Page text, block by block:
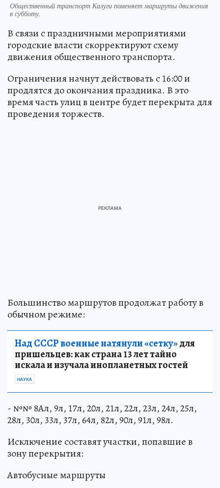
Общественный транспорт Калуги поменяет маршруты движения
в субботу.
В связи с праздничными мероприятиями
городские власти скорректируют схему
движения общественного транспорта.
Ограничения начнут действовать с 16:00 и
продлятся до окончания праздника. В это
время часть улиц в центре будет перекрыта для
проведения торжеств.
Большинство маршрутов продолжат работу в
обычном режиме:
Над СССР военные натянули «сетку»для
пришельцев: как страна 13 лет тайно
искала и изучала инопланетных гостей
НАУКА
- №№ 8Ал, 9л, 17л, 20л, 21л, 22л, 23л, 24л, 25л,
28л, 30л, 33л, 37л, 64л, 82л, 90л, 91л, 98л.
Исключение составят участки, попавшие в
зону перекрытия:
Автобусные маршруты